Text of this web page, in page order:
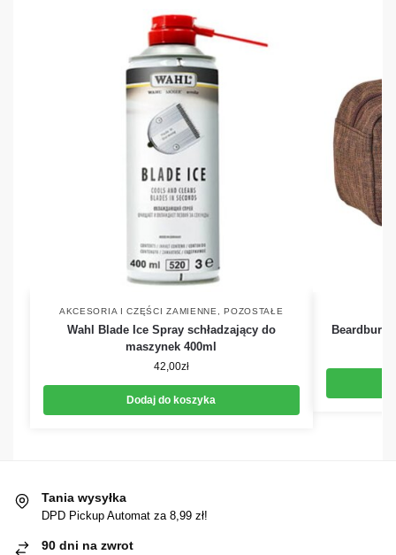
AKCESORIA I CZĘŚCI ZAMIENNE, POZOSTAŁE
Wahl Blade Ice Spray schładzający do
maszynek 400ml
42,00zł
Dodaj do koszyka
Tania wysyłka
DPD Pickup Automat za 8,99 zł!
90 dni na zwrot